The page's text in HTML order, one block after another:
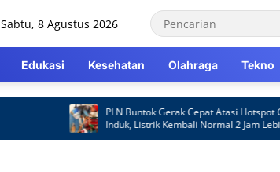
Sabtu, 8 Agustus 2026
Edukasi Kesehatan Olahraga Tekno
PLN Buntok Gerak Cepat Atasi Hotspot Gardu
Induk, Listrik Kembali Normal 2 Jam Lebih
Cepat